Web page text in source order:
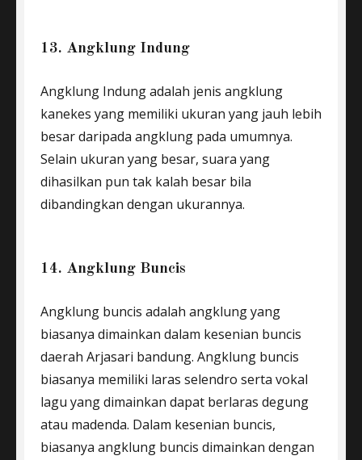
13. Angklung Indung
Angklung Indung adalah jenis angklung
kanekes yang memiliki ukuran yang jauh lebih
besar daripada angklung pada umumnya.
Selain ukuran yang besar, suara yang
dihasilkan pun tak kalah besar bila
dibandingkan dengan ukurannya.
14. Angklung Buncis
Angklung buncis adalah angklung yang
biasanya dimainkan dalam kesenian buncis
daerah Arjasari bandung. Angklung buncis
biasanya memiliki laras selendro serta vokal
lagu yang dimainkan dapat berlaras degung
atau madenda. Dalam kesenian buncis,
biasanya angklung buncis dimainkan dengan